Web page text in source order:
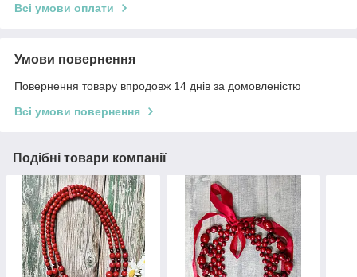
Всі умови оплати
Умови повернення
Повернення товару впродовж 14 днів за домовленістю
Всі умови повернення
Подібні товари компанії